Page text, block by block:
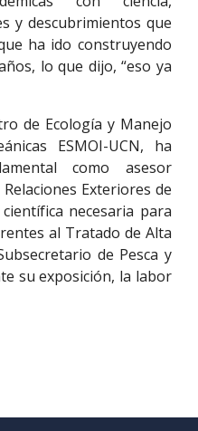
y descubrimientos que
ha ido construyendo
lo que dijo, “eso ya
de Ecología y Manejo
ESMOI-UCN, ha
como asesor
Exteriores de
necesaria para
al Tratado de Alta
de Pesca y
su exposición, la labor